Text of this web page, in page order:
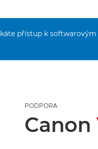
přístup k
PODPORA
Canon